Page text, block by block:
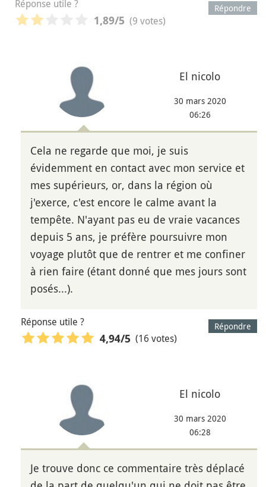
Répondre
Réponse utile ?
1,89/5 (9 votes)
El nicolo
30 mars 2020
06:26
Cela ne regarde que moi, je suis
évidemment en contact avec mon service et
mes supérieurs, or, dans la région où
j'exerce, c'est encore le calme avant la
tempête. N'ayant pas eu de vraie vacances
depuis 5 ans, je préfère poursuivre mon
voyage plutôt que de rentrer et me confiner
à rien faire (étant donné que mes jours sont
posés...).
Répondre
Réponse utile ?
4,94/5 (16 votes)
El nicolo
30 mars 2020
06:28
Je trouve donc ce commentaire très déplacé